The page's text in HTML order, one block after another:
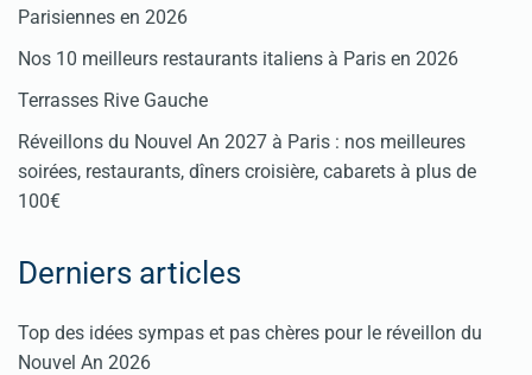
Parisiennes en 2026
Nos 10 meilleurs restaurants italiens à Paris en 2026
Terrasses Rive Gauche
Réveillons du Nouvel An 2027 à Paris : nos meilleures
soirées, restaurants, dîners croisière, cabarets à plus de
100€
Derniers articles
Top des idées sympas et pas chères pour le réveillon du
Nouvel An 2026